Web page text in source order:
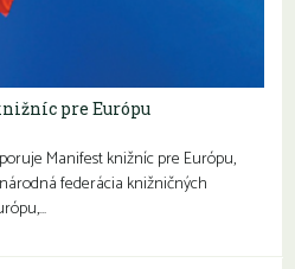
pre Európu
Manifest knižníc pre Európu,
federácia knižničných